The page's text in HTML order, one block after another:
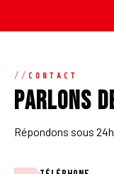
CONTACT
Parlons
Répondons sous